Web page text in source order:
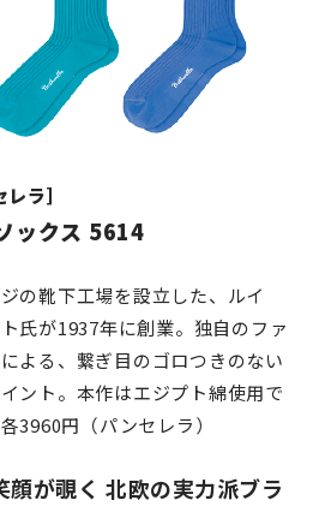
ラ］
ックス 5614
の靴下工場を設立した、ルイ
氏が1937年に創業。独自のファ
よる、繋ぎ目のゴロつきのない
ント。本作はエジプト綿使用で
3960円（パンセレラ）
顔が覗く 北欧の実力派ブラ